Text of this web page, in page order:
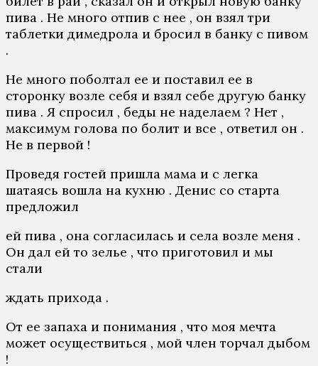
пива . Не много отпив с нее , он взял три
таблетки димедрола и бросил в банку с пивом
.
Не много поболтал ее и поставил ее в
сторонку возле себя и взял себе другую банку
пива . Я спросил , беды не наделаем ? Нет ,
максимум голова по болит и все , ответил он .
Не в первой !
Проведя гостей пришла мама и с легка
шатаясь вошла на кухню . Денис со старта
предложил
ей пива , она согласилась и села возле меня .
Он дал ей то зелье , что приготовил и мы
стали
ждать прихода .
От ее запаха и понимания , что моя мечта
может осуществиться , мой член торчал дыбом
!